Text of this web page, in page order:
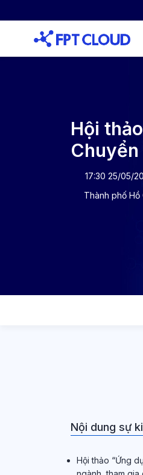
Hội
17:30 25/05/
Thành phố Hồ
Nội dung sự
Hội thảo “Ứng